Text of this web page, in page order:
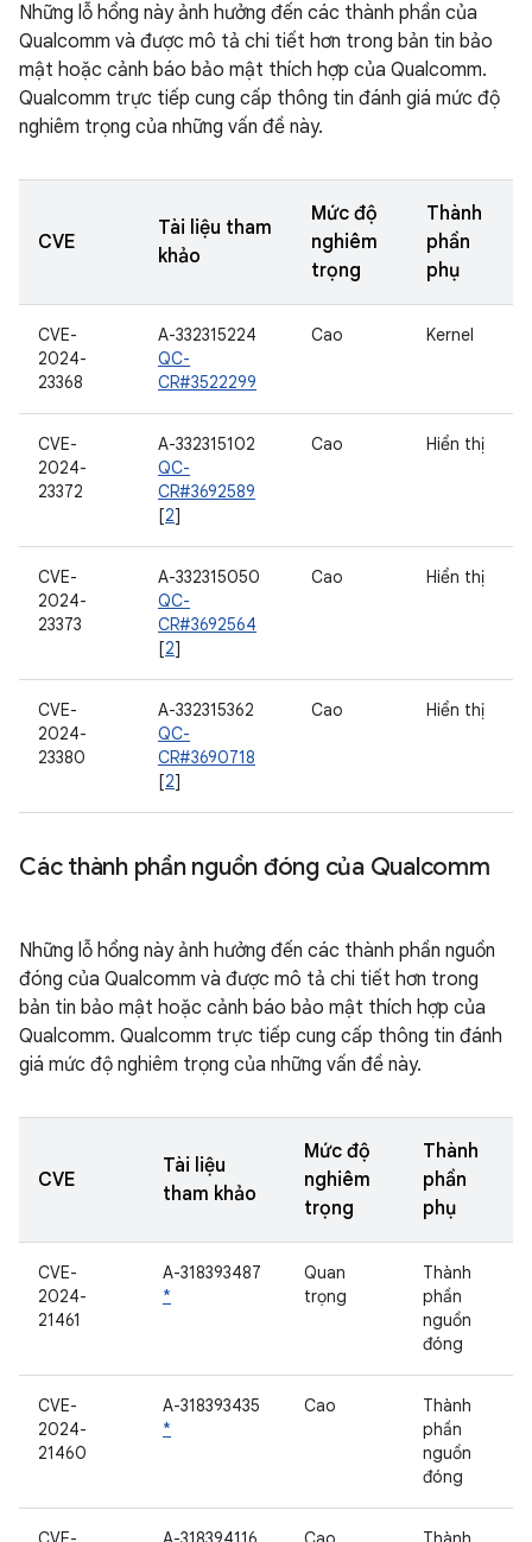
Những lỗ hổng này ảnh hưởng đến các thành phần của
Qualcomm và được mô tả chi tiết hơn trong bản tin bảo
mật hoặc cảnh báo bảo mật thích hợp của Qualcomm.
Qualcomm trực tiếp cung cấp thông tin đánh giá mức độ
nghiêm trọng của những vấn đề này.
CVE
Tài liệu tham
khảo
Mức độ
nghiêm
trọng
Thành
phần
phụ
CVE-
2024-
23368
A-332315224
QC-
CR#3522299
Cao Kernel
CVE-
2024-
23372
A-332315102
QC-
CR#3692589
[2]
Cao Hiển thị
CVE-
2024-
23373
A-332315050
QC-
CR#3692564
[2]
Cao Hiển thị
CVE-
2024-
23380
A-332315362
QC-
CR#3690718
[2]
Cao Hiển thị
Các thành phần nguồn đóng của Qualcomm
Những lỗ hổng này ảnh hưởng đến các thành phần nguồn
đóng của Qualcomm và được mô tả chi tiết hơn trong
bản tin bảo mật hoặc cảnh báo bảo mật thích hợp của
Qualcomm. Qualcomm trực tiếp cung cấp thông tin đánh
giá mức độ nghiêm trọng của những vấn đề này.
CVE
Tài liệu
tham khảo
Mức độ
nghiêm
trọng
Thành
phần
phụ
CVE-
2024-
21461
A-318393487
*
Quan
trọng
Thành
phần
nguồn
đóng
CVE-
2024-
21460
A-318393435
*
Cao
Thành
phần
nguồn
đóng